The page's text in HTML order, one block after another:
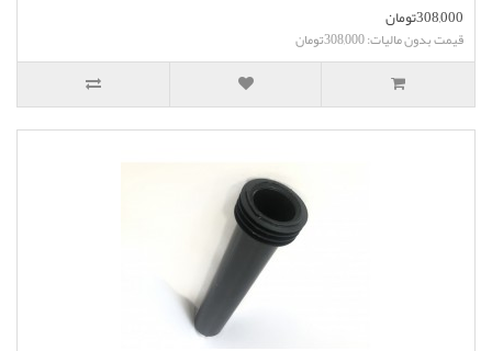
308,000تومان
قیمت بدون مالیات: 308,000تومان